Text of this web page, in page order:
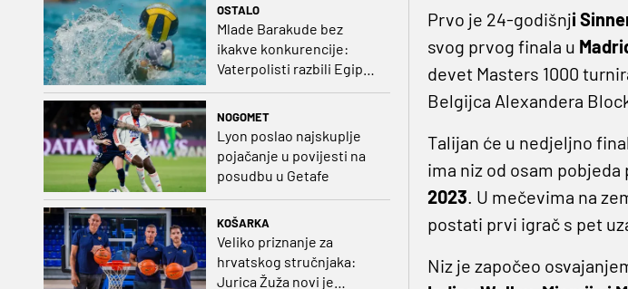
OSTALO
Mlade Barakude bez
ikakve konkurencije:
Vaterpolisti razbili Egipat
za polufinale SP-a!
NOGOMET
Lyon poslao najskuplje
pojačanje u povijesti na
posudbu u Getafe
KOŠARKA
Veliko priznanje za
hrvatskog stručnjaka:
Jurica Žuža novi je
Prvo je 24-godišnji
svog prvog finala u
devet Masters 1000
Belgijca Alexandera
Talijan će u nedjeljno
ima niz od osam pobjeda
2023. U mečevima na
postati prvi igrač s pet
Niz je započeo